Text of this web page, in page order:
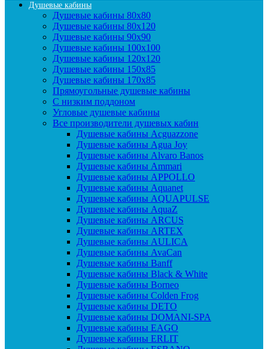
Душевые кабины
Душевые кабины 80x80
Душевые кабины 80x120
Душевые кабины 90х90
Душевые кабины 100x100
Душевые кабины 120x120
Душевые кабины 150x85
Душевые кабины 170x85
Прямоугольные душевые кабины
С низким поддоном
Угловые душевые кабины
Все производители душевых кабин
Душевые кабины Acguazzone
Душевые кабины Agua Joy
Душевые кабины Alvaro Banos
Душевые кабины Ammari
Душевые кабины APPOLLO
Душевые кабины Aquanet
Душевые кабины AQUAPULSE
Душевые кабины AquaZ
Душевые кабины ARCUS
Душевые кабины ARTEX
Душевые кабины AULICA
Душевые кабины AvaCan
Душевые кабины Banff
Душевые кабины Black & White
Душевые кабины Borneo
Душевые кабины Colden Frog
Душевые кабины DETO
Душевые кабины DOMANI-SPA
Душевые кабины EAGO
Душевые кабины ERLIT